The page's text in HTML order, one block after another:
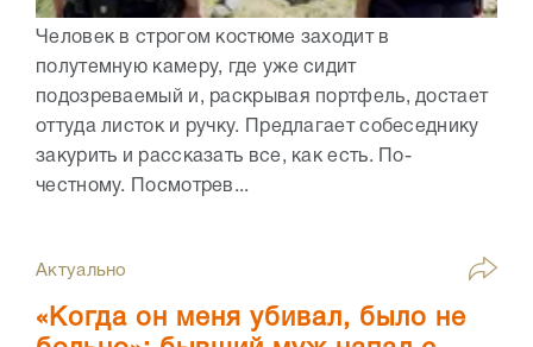
Человек в строгом костюме заходит в
полутемную камеру, где уже сидит
подозреваемый и, раскрывая портфель, достает
оттуда листок и ручку. Предлагает собеседнику
закурить и рассказать все, как есть. По-
честному. Посмотрев...
Актуально
«Когда он меня убивал, было не